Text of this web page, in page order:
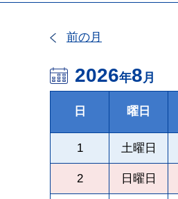
前の月
2026年8 月
日 曜日
1 土曜日
2 日曜日